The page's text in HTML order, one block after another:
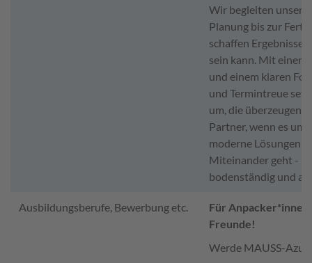
Wir begleiten unsere
Planung bis zur
schaffen Ergebnisse,
sein kann. Mit einem
und einem klaren
und Termintreue
um, die
Partner, wenn es um
moderne Lösungen
Miteinander geht -
bodenständig und
Ausbildungsberufe, Bewerbung etc.
Für
Freunde!
Werde MAUSS-